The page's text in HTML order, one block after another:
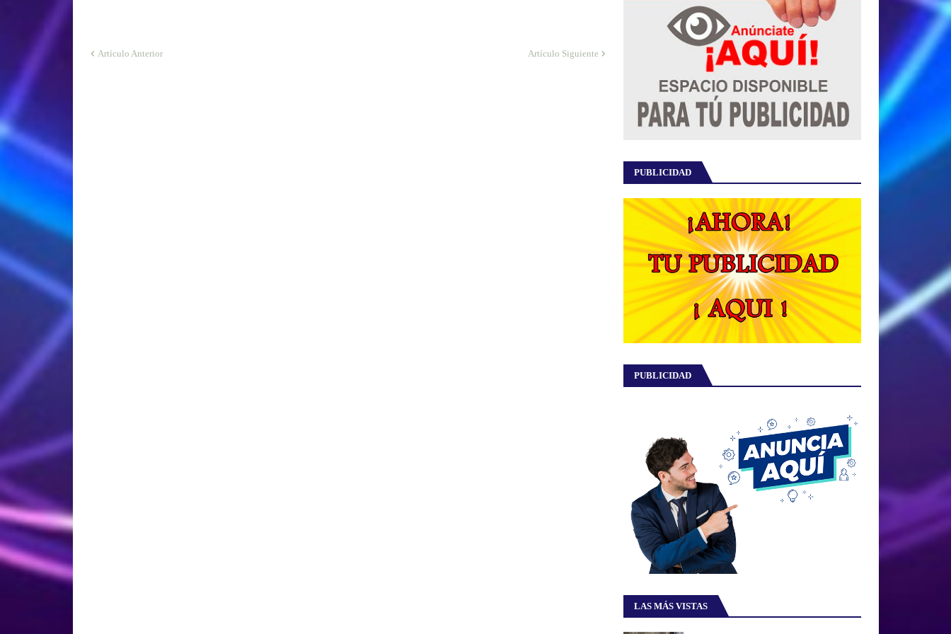
Artículo Anterior Artículo Siguiente
PUBLICIDAD
PUBLICIDAD
LAS MÁS VISTAS